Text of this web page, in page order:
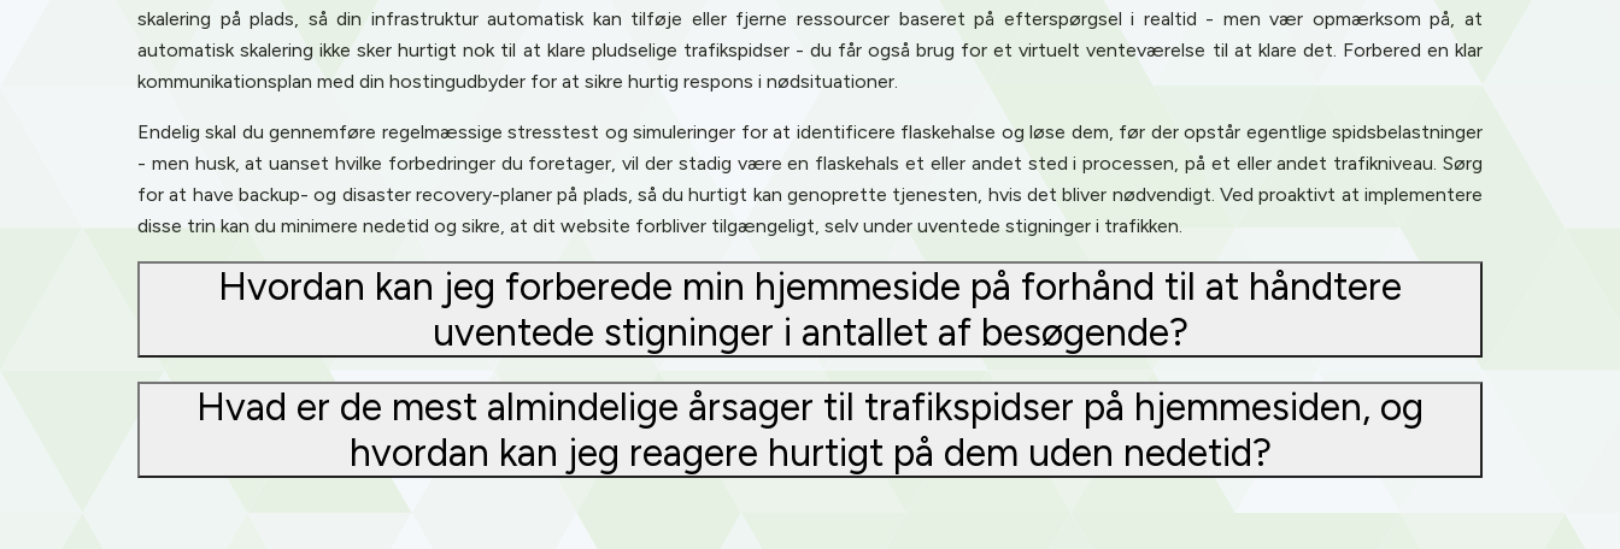
skalering på plads, så din infrastruktur automatisk kan tilføje eller fjerne ressourcer baseret på efterspørgsel i realtid - men vær opmærksom på, at
automatisk skalering ikke sker hurtigt nok til at klare pludselige trafikspidser - du får også brug for et virtuelt venteværelse til at klare det. Forbered en klar
kommunikationsplan med din hostingudbyder for at sikre hurtig respons i nødsituationer.
Endelig skal du gennemføre regelmæssige stresstest og simuleringer for at identificere flaskehalse og løse dem, før der opstår egentlige spidsbelastninger
- men husk, at uanset hvilke forbedringer du foretager, vil der stadig være en flaskehals et eller andet sted i processen, på et eller andet trafikniveau. Sørg
for at have backup- og disaster recovery-planer på plads, så du hurtigt kan genoprette tjenesten, hvis det bliver nødvendigt. Ved proaktivt at implementere
disse trin kan du minimere nedetid og sikre, at dit website forbliver tilgængeligt, selv under uventede stigninger i trafikken.
Hvordan kan jeg forberede min hjemmeside på forhånd til at håndtere
uventede stigninger i antallet af besøgende?
Hvad er de mest almindelige årsager til trafikspidser på hjemmesiden, og
hvordan kan jeg reagere hurtigt på dem uden nedetid?
Cookies & Privacy
Queue-Fair.com uses cookies to provide content and improve your experience. You can